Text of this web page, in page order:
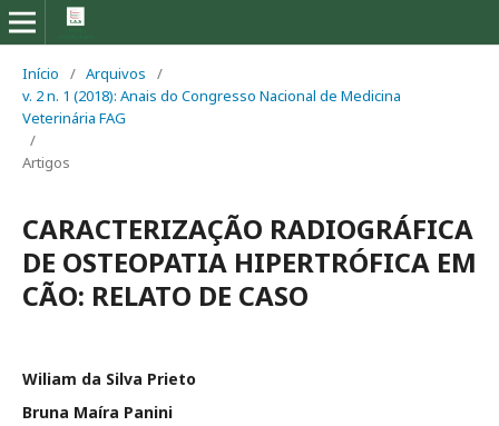
Início / Arquivos
/
v. 2 n. 1 (2018): Anais do Congresso Nacional de Medicina
Veterinária FAG
/
Artigos
CARACTERIZAÇÃO RADIOGRÁFICA
DE OSTEOPATIA HIPERTRÓFICA EM
CÃO: RELATO DE CASO
Wiliam da Silva Prieto
Bruna Maíra Panini